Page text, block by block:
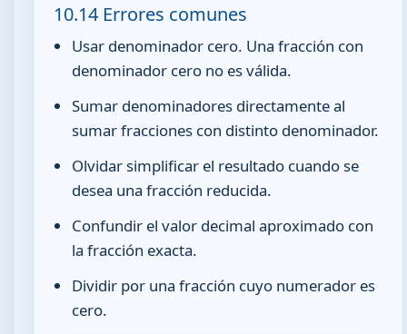
10.14 Errores comunes
Usar denominador cero. Una fracción con
denominador cero no es válida.
Sumar denominadores directamente al
sumar fracciones con distinto denominador.
Olvidar simplificar el resultado cuando se
desea una fracción reducida.
Confundir el valor decimal aproximado con
la fracción exacta.
Dividir por una fracción cuyo numerador es
cero.